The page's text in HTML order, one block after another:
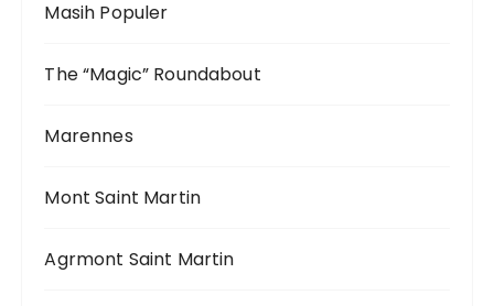
Masih Populer
The “Magic” Roundabout
Marennes
Mont Saint Martin
Agrmont Saint Martin